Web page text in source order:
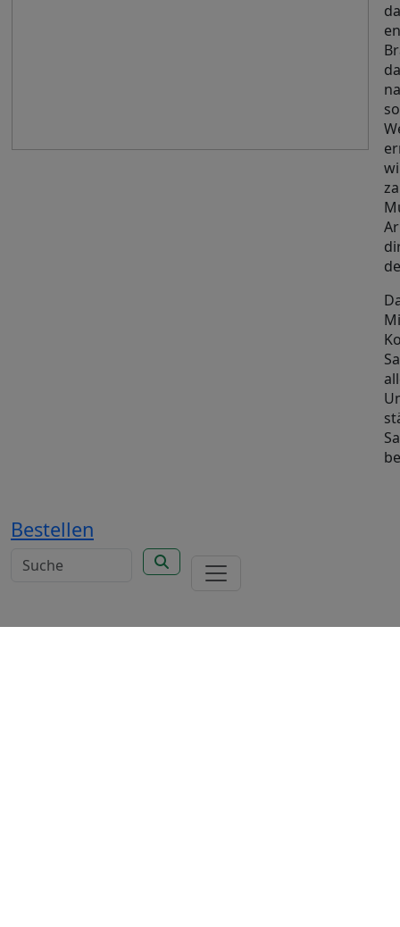
Bestellen